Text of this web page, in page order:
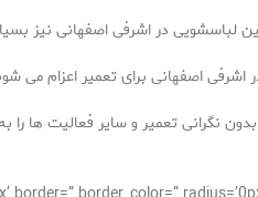
لباسشویی در اشرفی اصفهانی نیز
اشرفی اصفهانی برای تعمیر اعزام
نگرانی تعمیر و سایر فعالیت ها را